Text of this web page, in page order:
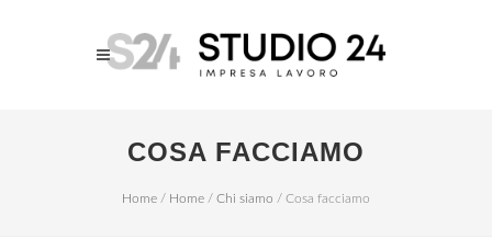
COSA FACCIAMO
Home / Home / Chi siamo / Cosa facciamo